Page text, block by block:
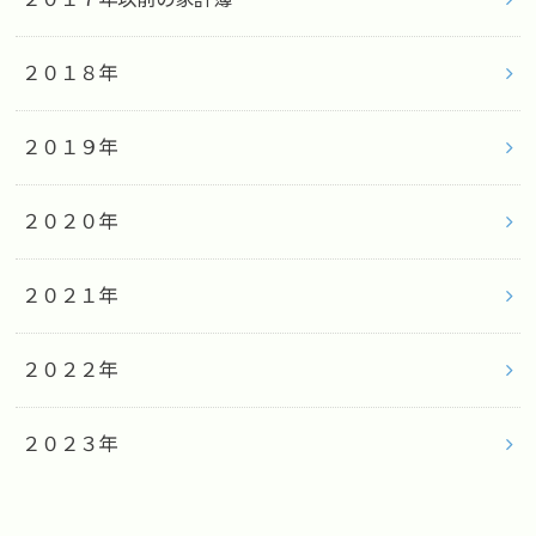
２０１８年
２０１９年
２０２０年
２０２１年
２０２２年
２０２３年